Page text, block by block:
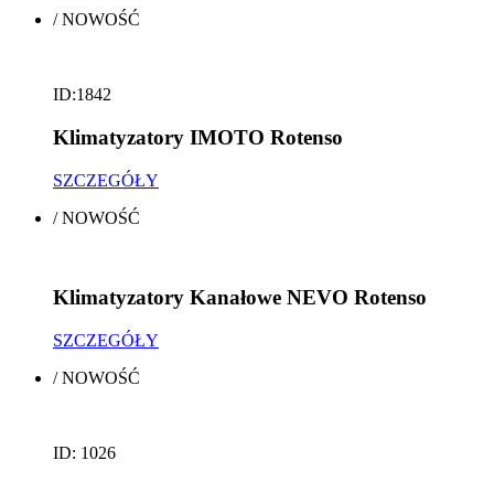
/NOWOŚĆ
ID:1842
Klimatyzatory IMOTO Rotenso
SZCZEGÓŁY
/NOWOŚĆ
Klimatyzatory Kanałowe NEVO Rotenso
SZCZEGÓŁY
/NOWOŚĆ
ID: 1026